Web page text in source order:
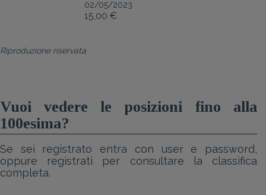
02/05/2023
15,00 €
Riproduzione riservata
Vuoi vedere le posizioni fino alla
100esima?
Se sei registrato entra con user e password,
oppure registrati per consultare la classifica
completa.